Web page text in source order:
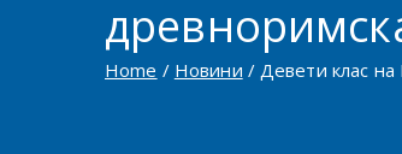
Home Новини Девети клас